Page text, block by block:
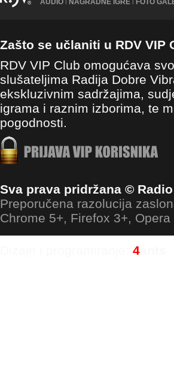
AUDIO
NAGRADNE IGRE FOTO
Zašto se učlaniti u RDV VIP
RDV VIP Club omogućava
slušateljima Radija Dobre
ekskluzivnim sadržajima,
igrama i raznim izborima, te
pogodnosti.
Sva prava pridržana ©
Preporučena razolucija
Chrome 5+, Firefox 3+,
4